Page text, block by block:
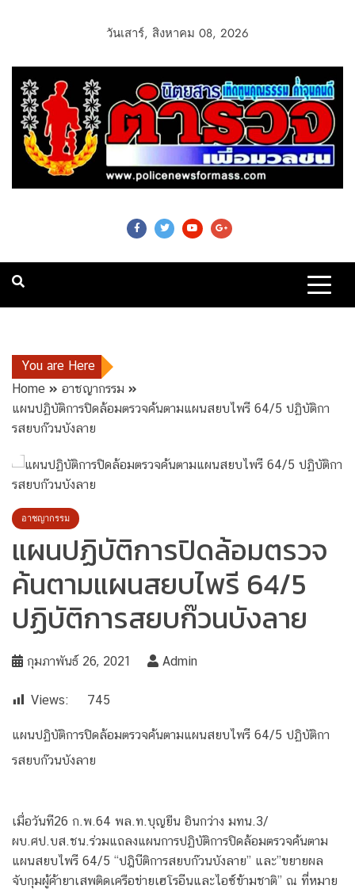
วันเสาร์, สิงหาคม 08, 2026
Police News For
Mass
You are Here
Home
อาชญากรรม
แผนปฏิบัติการปิดล้อมตรวจค้นตามแผนสยบไพรี 64/5 ปฏิบัติกา
รสยบก๊วนบังลาย
อาชญากรรม
แผนปฏิบัติการปิดล้อมตรวจ
ค้นตามแผนสยบไพรี 64/5
ปฏิบัติการสยบก๊วนบังลาย
กุมภาพันธ์ 26, 2021 Admin
Views: 745
แผนปฏิบัติการปิดล้อมตรวจค้นตามแผนสยบไพรี 64/5 ปฏิบัติกา
รสยบก๊วนบังลาย
เมื่อวันที26 ก.พ.64 พล.ท.บุญยืน อินกว่าง มทน.3/
ผบ.ศป.บส.ชน.ร่วมแถลงแผนการปฏิบัติการปิดล้อมตรวจค้นตาม
แผนสยบไพรี 64/5 “ปฎิบีติการสยบก๊วนบังลาย” และ”ขยายผล
จับกุมผู้ค้ายาเสพติดเครือข่ายเฮโรอีนและไอซ์ข้ามชาติ” ณ ที่หมาย